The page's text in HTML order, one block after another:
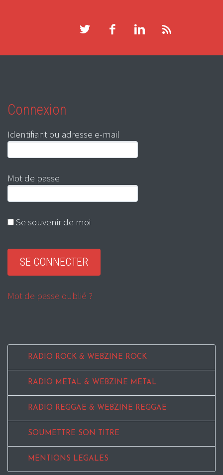
Connexion
Identifiant ou adresse e-mail
Mot de passe
Se souvenir de moi
Mot de passe oublié ?
RADIO ROCK & WEBZINE ROCK
RADIO METAL & WEBZINE METAL
RADIO REGGAE & WEBZINE REGGAE
SOUMETTRE SON TITRE
MENTIONS LEGALES